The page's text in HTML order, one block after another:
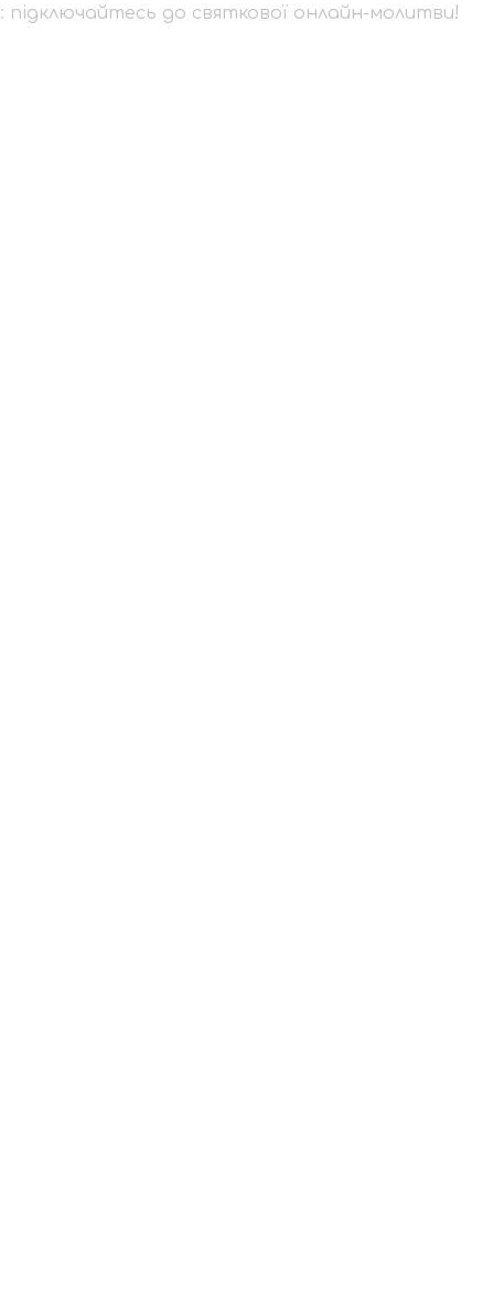
підключайтесь до святкової онлайн-молитви!